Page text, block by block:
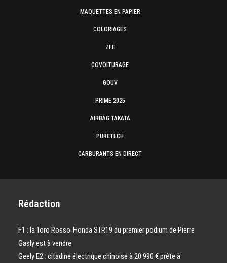
MAQUETTES EN PAPIER
COLORIAGES
ZFE
COVOITURAGE
GOUV
PRIME 2025
AIRBAG TAKATA
PURETECH
CARBURANTS EN DIRECT
Rédaction
F1 : la Toro Rosso‑Honda STR19 du premier podium de Pierre
Gasly est à vendre
Geely E2 : citadine électrique chinoise à 20 990 € prête à